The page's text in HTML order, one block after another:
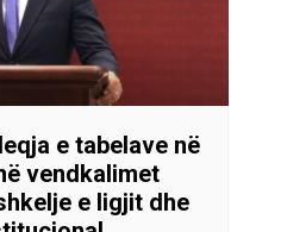
e tabelave në
vendkalimet
e ligjit dhe